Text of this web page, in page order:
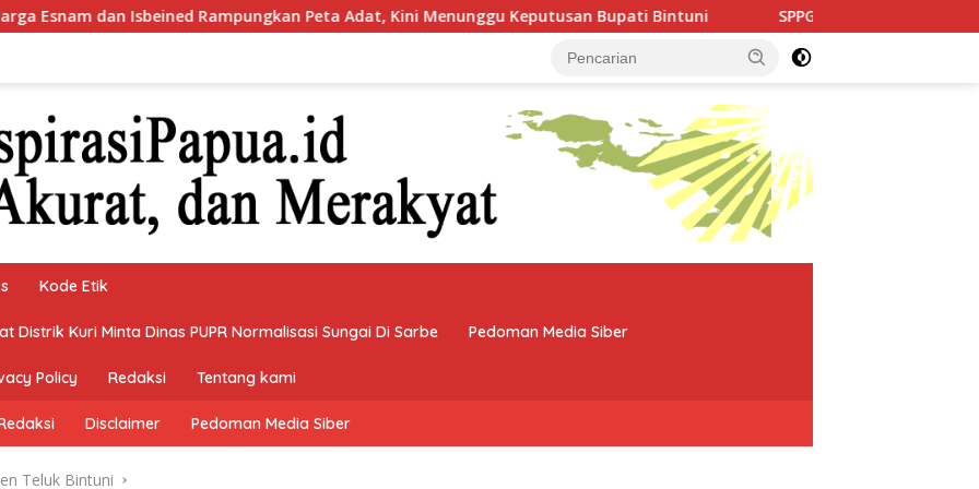
Rampungkan Peta Adat, Kini Menunggu Keputusan Bupati Bintuni SPPG Indayana Bintuni Jawab Satu per Satu
Kode Etik
Distrik Kuri Minta Dinas PUPR Normalisasi Sungai Di Sarbe Pedoman Media Siber
Policy Redaksi Tentang kami
Disclaimer Pedoman Media Siber
Teluk Bintuni